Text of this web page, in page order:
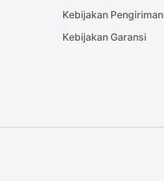
Kebijakan Pengiriman
Kebijakan Garansi